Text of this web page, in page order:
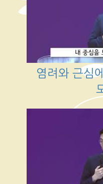
염려와 근심